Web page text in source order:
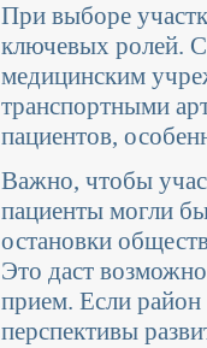
При выборе
ключевых ролей.
медицинским
транспортными
пациентов,
Важно, чтобы
пациенты могли
остановки
Это даст
прием. Если район
перспективы